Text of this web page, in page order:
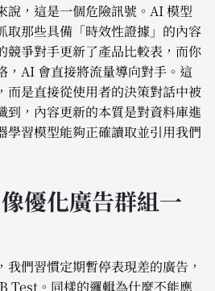
說，這是一個危險訊號。AI 模型
取那些具備「時效性證據」的內容
競爭對手更新了產品比較表，而你
，AI 會直接將流量導向對手。這
而是直接從使用者的決策對話中被
到，內容更新的本質是對資料庫進
學習模型能夠正確讀取並引用我們
優化廣告群組一
們習慣定期暫停表現差的廣告，
Test。同樣的邏輯為什麼不能應